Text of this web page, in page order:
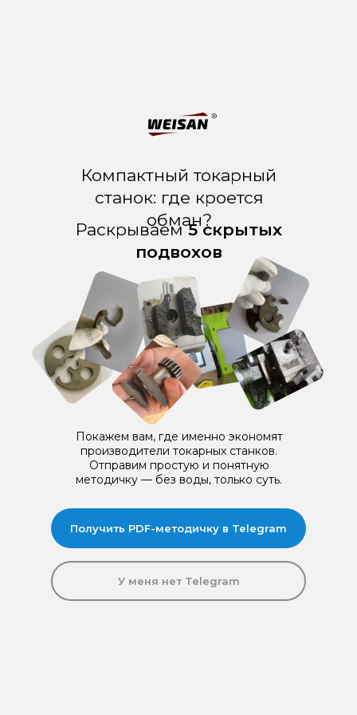
Компактный токарный
станок: где кроется
обман?
Раскрываем5 скрытых
подвохов
Покажем вам, где именно экономят
производители токарных станков.
Отправим простую и понятную
методичку — без воды, только суть.
Получить PDF-методичку в Telegram
У меня нет Telegram